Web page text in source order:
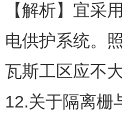
【解析】宜采
电供护系统。
瓦斯工区应不
12.关于隔离栅